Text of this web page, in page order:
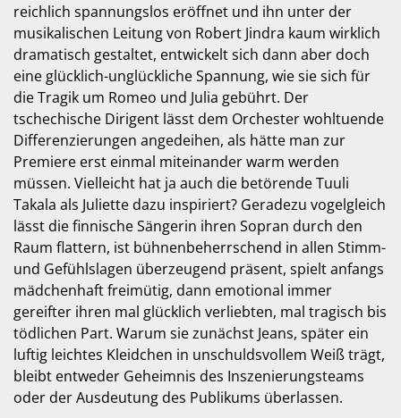
reichlich spannungslos eröffnet und ihn unter der
musikalischen Leitung von Robert Jindra kaum wirklich
dramatisch gestaltet, entwickelt sich dann aber doch
eine glücklich-unglückliche Spannung, wie sie sich für
die Tragik um Romeo und Julia gebührt. Der
tschechische Dirigent lässt dem Orchester wohltuende
Differenzierungen angedeihen, als hätte man zur
Premiere erst einmal miteinander warm werden
müssen. Vielleicht hat ja auch die betörende Tuuli
Takala als Juliette dazu inspiriert? Geradezu vogelgleich
lässt die finnische Sängerin ihren Sopran durch den
Raum flattern, ist bühnenbeherrschend in allen Stimm-
und Gefühlslagen überzeugend präsent, spielt anfangs
mädchenhaft freimütig, dann emotional immer
gereifter ihren mal glücklich verliebten, mal tragisch bis
tödlichen Part. Warum sie zunächst Jeans, später ein
luftig leichtes Kleidchen in unschuldsvollem Weiß trägt,
bleibt entweder Geheimnis des Inszenierungsteams
oder der Ausdeutung des Publikums überlassen.